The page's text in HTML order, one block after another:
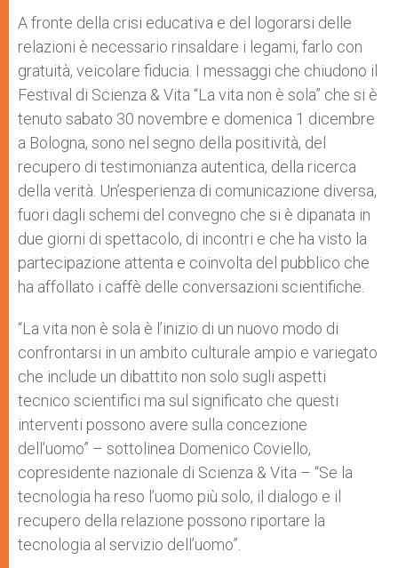
p
p
g
e
r
o
k
r
A fronte della crisi educativa e del logorarsi delle
relazioni è necessario rinsaldare i legami, farlo con
gratuità, veicolare fiducia. I messaggi che chiudono il
Festival di Scienza & Vita “La vita non è sola” che si è
tenuto sabato 30 novembre e domenica 1 dicembre
a Bologna, sono nel segno della positività, del
recupero di testimonianza autentica, della ricerca
della verità. Un’esperienza di comunicazione diversa,
fuori dagli schemi del convegno che si è dipanata in
due giorni di spettacolo, di incontri e che ha visto la
partecipazione attenta e coinvolta del pubblico che
ha affollato i caffè delle conversazioni scientifiche.
“La vita non è sola è l’inizio di un nuovo modo di
confrontarsi in un ambito culturale ampio e variegato
che include un dibattito non solo sugli aspetti
tecnico scientifici ma sul significato che questi
interventi possono avere sulla concezione
dell’uomo” – sottolinea Domenico Coviello,
copresidente nazionale di Scienza & Vita – “Se la
tecnologia ha reso l’uomo più solo, il dialogo e il
recupero della relazione possono riportare la
tecnologia al servizio dell’uomo”.